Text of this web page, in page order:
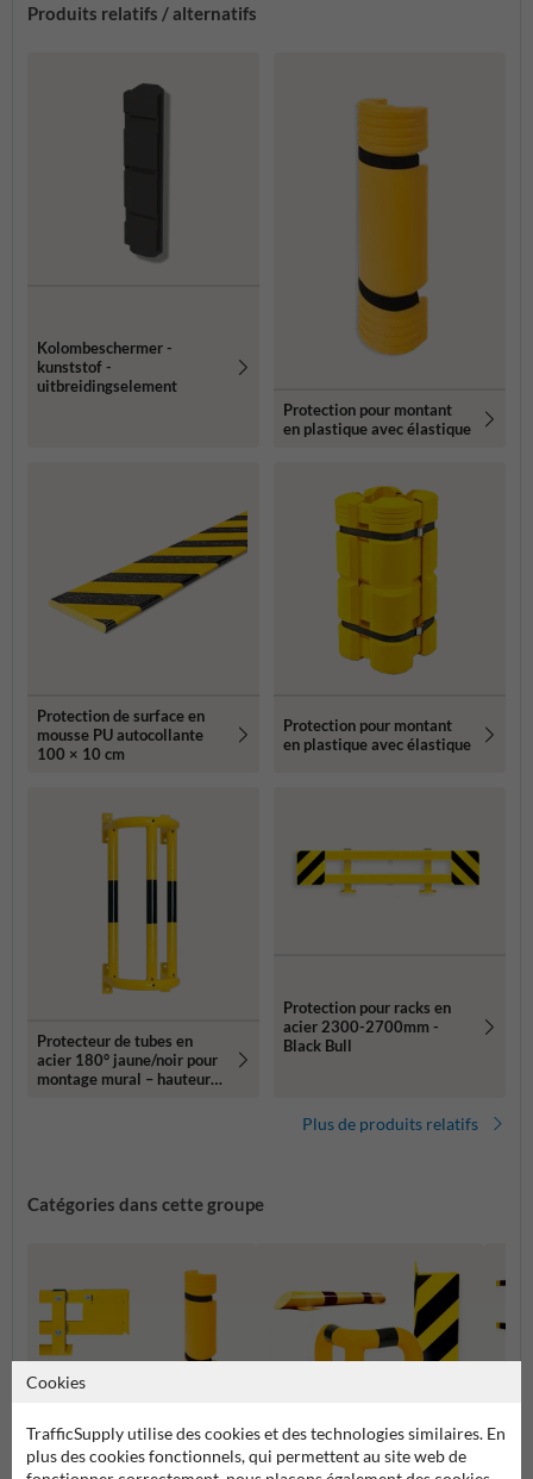
Produits relatifs / alternatifs
Kolombeschermer -
kunststof -
uitbreidingselement
Protection pour montant
en plastique avec élastique
Protection de surface en
mousse PU autocollante
100 × 10 cm
Protection pour montant
en plastique avec élastique
Protecteur de tubes en
acier 180° jaune/noir pour
montage mural – hauteur
Protection pour racks en
acier 2300-2700mm -
Black Bull
Plus de produits relatifs
Catégories dans cette groupe
Cookies
TrafficSupply utilise des cookies et des technologies similaires. En
plus des cookies fonctionnels, qui permettent au site web de